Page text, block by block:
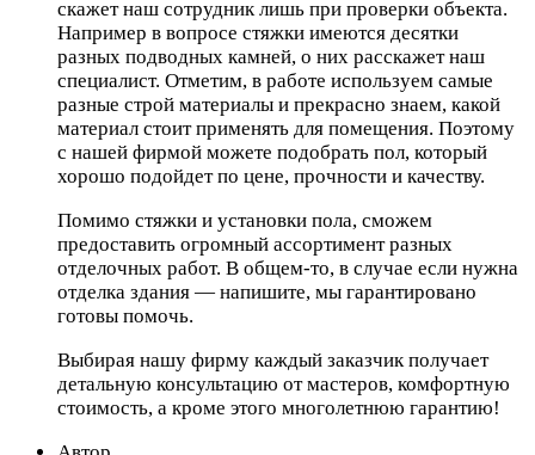
скажет наш сотрудник лишь при проверки объекта.
Например в вопросе стяжки имеются десятки
разных подводных камней, о них расскажет наш
специалист. Отметим, в работе используем самые
разные строй материалы и прекрасно знаем, какой
материал стоит применять для помещения. Поэтому
с нашей фирмой можете подобрать пол, который
хорошо подойдет по цене, прочности и качеству.
Помимо стяжки и установки пола, сможем
предоставить огромный ассортимент разных
отделочных работ. В общем-то, в случае если нужна
отделка здания — напишите, мы гарантировано
готовы помочь.
Выбирая нашу фирму каждый заказчик получает
детальную консультацию от мастеров, комфортную
стоимость, а кроме этого многолетнюю гарантию!